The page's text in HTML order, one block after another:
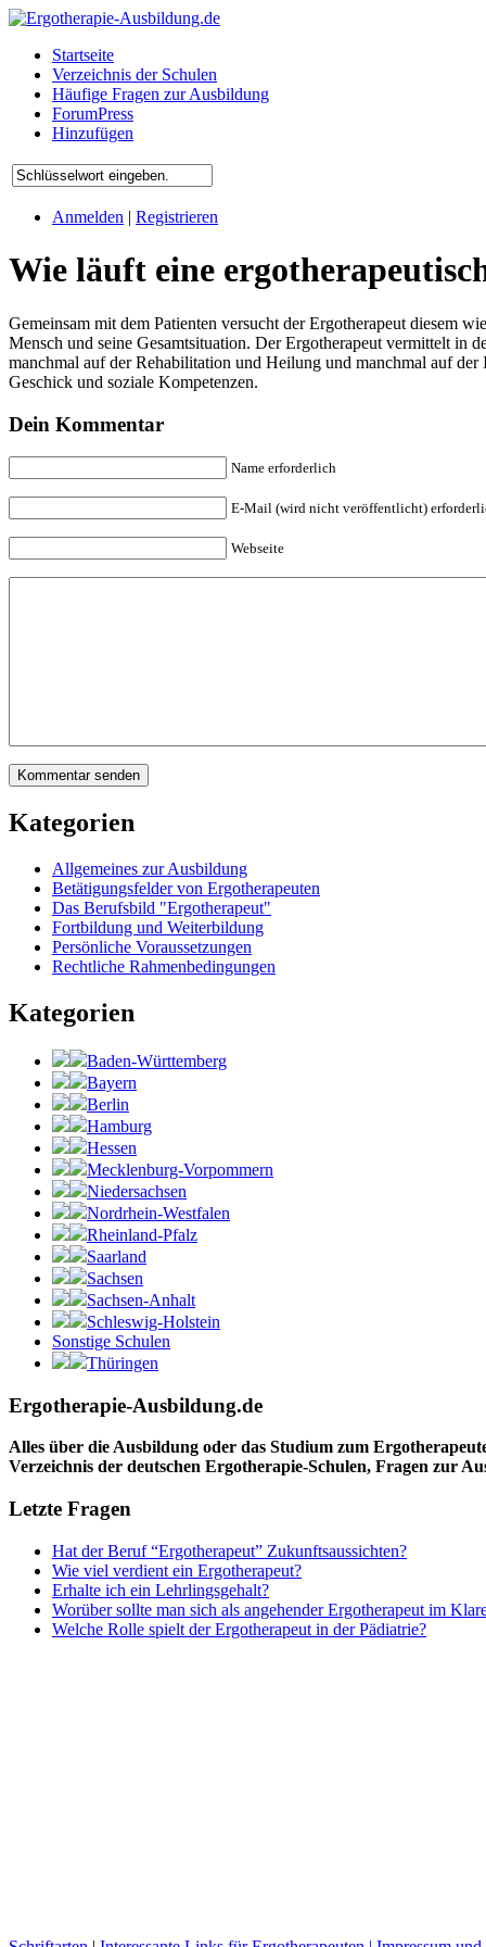
Startseite
Verzeichnis der Schulen
Häufige Fragen zur Ausbildung
ForumPress
Hinzufügen
Anmelden | Registrieren
Wie läuft eine
Gemeinsam mit dem Patienten versucht der Ergotherapeut diesem
Mensch und seine Gesamtsituation. Der Ergotherapeut vermittelt in
manchmal auf der Rehabilitation und Heilung und manchmal auf
Geschick und soziale Kompetenzen.
Dein Kommentar
Name erforderlich
E-Mail (wird nicht veröffentlicht)
Webseite
Kategorien
Allgemeines zur Ausbildung
Betätigungsfelder von Ergotherapeuten
Das Berufsbild "Ergotherapeut"
Fortbildung und Weiterbildung
Persönliche Voraussetzungen
Rechtliche Rahmenbedingungen
Kategorien
Baden-Württemberg
Bayern
Berlin
Hamburg
Hessen
Mecklenburg-Vorpommern
Niedersachsen
Nordrhein-Westfalen
Rheinland-Pfalz
Saarland
Sachsen
Sachsen-Anhalt
Schleswig-Holstein
Sonstige Schulen
Thüringen
Ergotherapie-Ausbildung.de
Alles über die Ausbildung oder das Studium zum
Verzeichnis der deutschen Ergotherapie-Schulen, Fragen zur
Letzte Fragen
Hat der Beruf “Ergotherapeut” Zukunftsaussichten?
Wie viel verdient ein Ergotherapeut?
Erhalte ich ein Lehrlingsgehalt?
Worüber sollte man sich als angehender Ergotherapeut im
Welche Rolle spielt der Ergotherapeut in der Pädiatrie?